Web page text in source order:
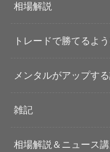
相場解説
トレードで勝てるよ
メンタルがアップす
雑記
相場解説＆ニュース